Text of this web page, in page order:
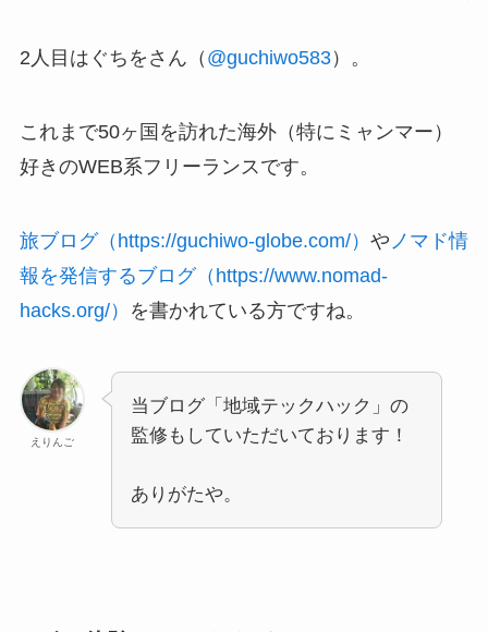
2人目はぐちをさん（ @guchiwo583）。
これまで50ヶ国を訪れた海外（特にミャンマー）
好きのWEB系フリーランスです。
旅ブログ（https://guchiwo-globe.com/） や ノマド情
報を発信するブログ（https://www.nomad-
hacks.org/）
を書かれている方ですね。
えりんご
当ブログ「地域テックハック」の
監修もしていただいております！
ありがたや。